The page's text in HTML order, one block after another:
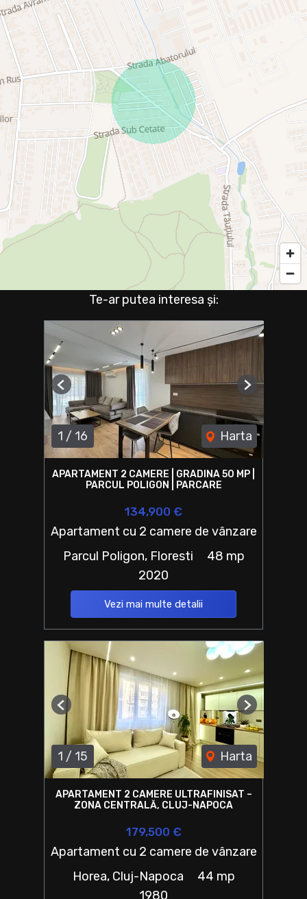
Te-ar putea interesa și:
1 / 16 Harta
Previous Next
APARTAMENT 2 CAMERE | GRADINA 50 MP |
PARCUL POLIGON | PARCARE
134,900 €
Apartament cu 2 camere de vânzare
Parcul Poligon, Floresti
48 mp
2020
Vezi mai multe detalii
1 / 15 Harta
Previous Next
APARTAMENT 2 CAMERE ULTRAFINISAT –
ZONA CENTRALĂ, CLUJ-NAPOCA
179,500 €
Apartament cu 2 camere de vânzare
Horea, Cluj-Napoca
44 mp
1980